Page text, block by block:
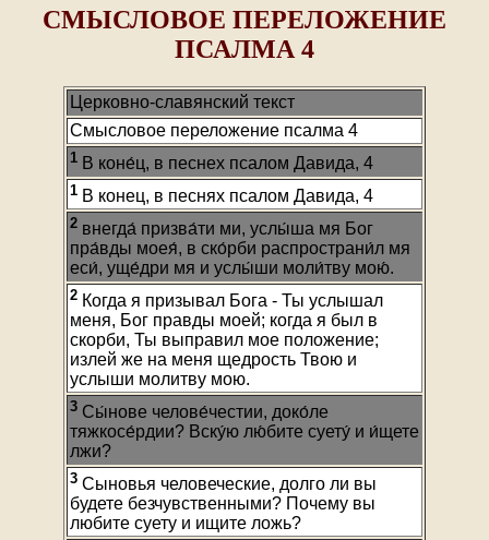
СМЫСЛОВОЕ ПЕРЕЛОЖЕНИЕ
ПСАЛМА 4
Церковно-славянский текст
Смысловое переложение псалма 4
1 В коне́ц, в песнех псалом Давида, 4
1 В конец, в песнях псалом Давида, 4
2 внегда́ призва́ти ми, услы́ша мя Бог
пра́вды моея́, в ско́рби распространи́л мя
еси́, уще́дри мя и услы́ши моли́тву мою́.
2 Когда я призывал Бога - Ты услышал
меня, Бог правды моей; когда я был в
скорби, Ты выправил мое положение;
излей же на меня щедрость Твою и
услыши молитву мою.
3 Сы́нове челове́честии, доко́ле
тяжкосе́рдии? Вску́ю лю́бите суету́ и и́щете
лжи?
3 Сыновья человеческие, долго ли вы
будете безчувственными? Почему вы
любите суету и ищите ложь?